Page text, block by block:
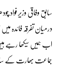
سابق وفاقی وزیر
درمیان تفرقہ فائدہ
اب ہمیں سیکھا رہے
جماعت بھارت کے